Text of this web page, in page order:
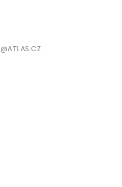
@ATLAS.CZ